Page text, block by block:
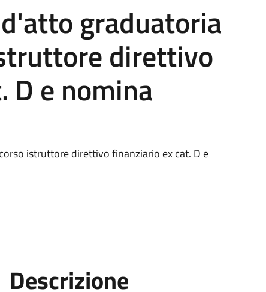
graduatoria
direttivo
D e nomina
istruttore direttivo finanziario ex cat. D e
Descrizione